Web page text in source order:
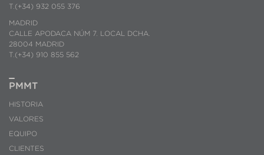
T.(+34) 932 055 376
MADRID
CALLE APODACA NÚM 7. LOCAL DCHA.
28004 MADRID
T.(+34) 910 855 562
PMMT
HISTORIA
VALORES
EQUIPO
CLIENTES